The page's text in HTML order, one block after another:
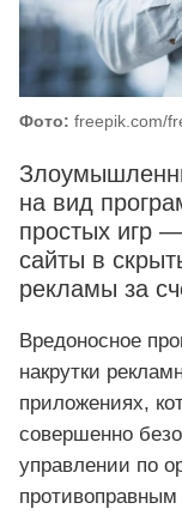
Фото: freepik.com/
на вид
простых игр
сайты в
рекламы за
Вредоносное
накрутки
приложениях,
совершенно
управлении по